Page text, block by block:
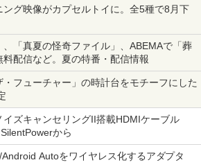
グ映像がカプセルトイに。全5種で8月下
「真夏の怪奇ファイル」、ABEMAで「葬
配信など。夏の特番・配信情報
・フューチャー」の時計台をモチーフにした
ズキャンセリングII搭載HDMIケーブル
から
Autoをワイヤレス化するアダプタ